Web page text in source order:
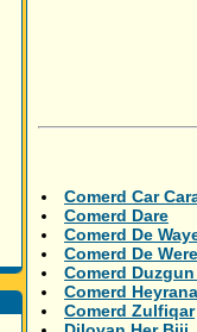
Comerd Car
Comerd Dare
Comerd De
Comerd De Were
Comerd
Comerd
Comerd Zulfiqar